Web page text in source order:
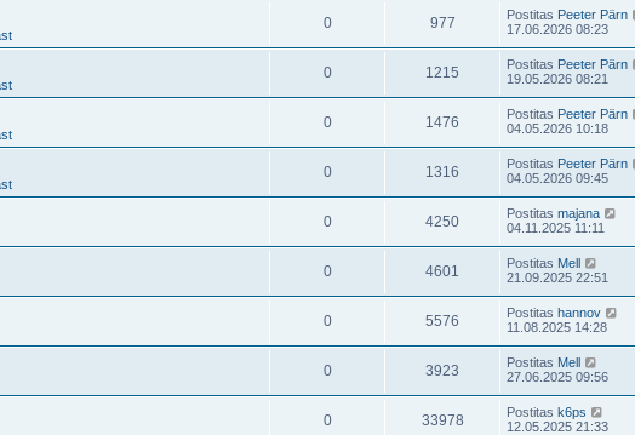
0 977 Postitas Peeter Pärn
17.06.2026 08:23
0 1215 Postitas Peeter Pärn
19.05.2026 08:21
0 1476 Postitas Peeter Pärn
04.05.2026 10:18
0 1316 Postitas Peeter Pärn
04.05.2026 09:45
0 4250 Postitas majana
04.11.2025 11:11
0 4601 Postitas Mell
21.09.2025 22:51
0 5576 Postitas hannov
11.08.2025 14:28
0 3923 Postitas Mell
27.06.2025 09:56
0 33978 Postitas k6ps
12.05.2025 21:33